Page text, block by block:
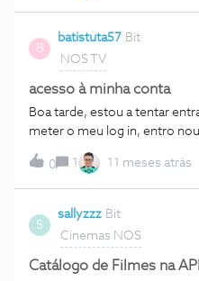
B
batistuta57 Bit
NOS TV
acesso à minha conta
Boa tarde, estou a tentar
meter o meu log in, entro
aos canais que pago, neste
desapareceram e
vejam o q se passou
0 1 11 meses atrás
S
sallyzzz Bit
Cinemas NOS
Catálogo de Filmes na